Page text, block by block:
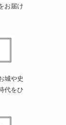
お届け
城や史
代をひ